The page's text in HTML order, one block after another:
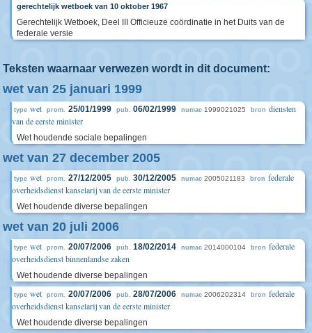
gerechtelijk wetboek van 10 oktober 1967
Gerechtelijk Wetboek, Deel III Officieuze coördinatie in het Duits van de
federale versie
Teksten waarnaar verwezen wordt in dit document:
wet van 25 januari 1999
type wet prom. 25/01/1999 pub. 06/02/1999 numac 1999021025 bron diensten
van de eerste minister
Wet houdende sociale bepalingen
wet van 27 december 2005
type wet prom. 27/12/2005 pub. 30/12/2005 numac 2005021183 bron federale
overheidsdienst kanselarij van de eerste minister
Wet houdende diverse bepalingen
wet van 20 juli 2006
type wet prom. 20/07/2006 pub. 18/02/2014 numac 2014000104 bron federale
overheidsdienst binnenlandse zaken
Wet houdende diverse bepalingen
type wet prom. 20/07/2006 pub. 28/07/2006 numac 2006202314 bron federale
overheidsdienst kanselarij van de eerste minister
Wet houdende diverse bepalingen